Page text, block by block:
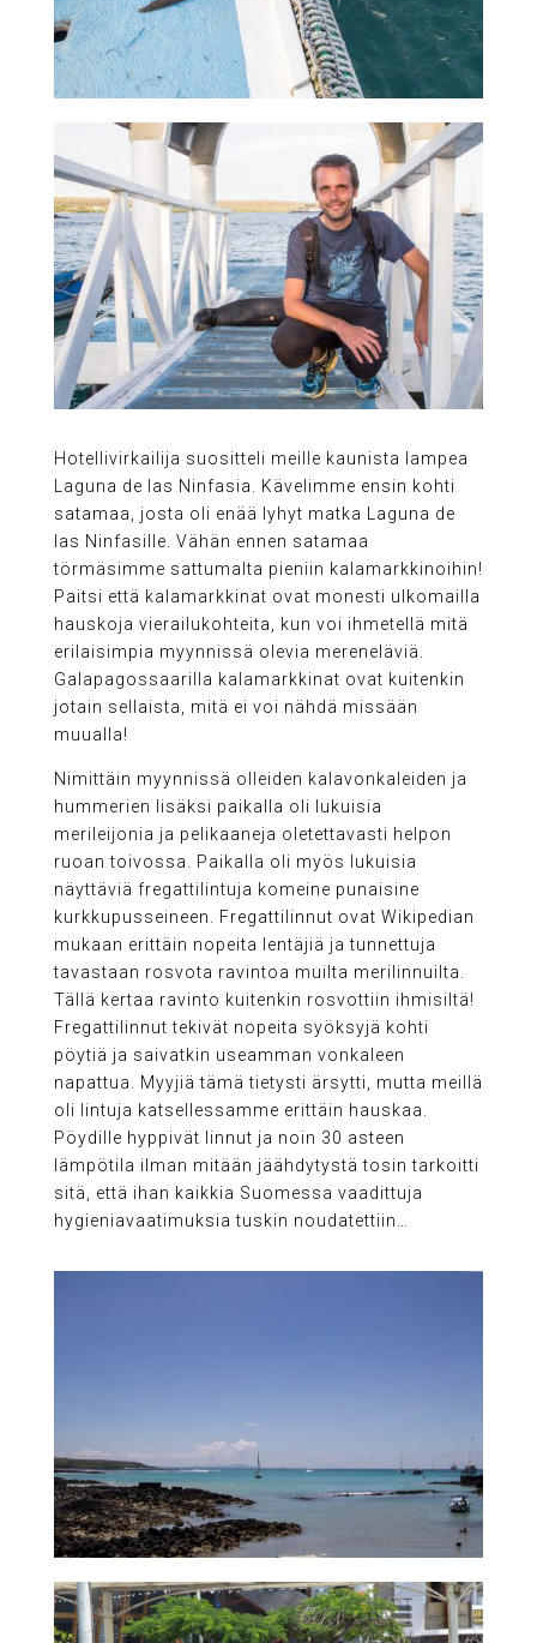
Hotellivirkailija suositteli meille kaunista lampea
Laguna de las Ninfasia. Kävelimme ensin kohti
satamaa, josta oli enää lyhyt matka Laguna de
las Ninfasille. Vähän ennen satamaa
törmäsimme sattumalta pieniin kalamarkkinoihin!
Paitsi että kalamarkkinat ovat monesti ulkomailla
hauskoja vierailukohteita, kun voi ihmetellä mitä
erilaisimpia myynnissä olevia mereneläviä.
Galapagossaarilla kalamarkkinat ovat kuitenkin
jotain sellaista, mitä ei voi nähdä missään
muualla!
Nimittäin myynnissä olleiden kalavonkaleiden ja
hummerien lisäksi paikalla oli lukuisia
merileijonia ja pelikaaneja oletettavasti helpon
ruoan toivossa. Paikalla oli myös lukuisia
näyttäviä fregattilintuja komeine punaisine
kurkkupusseineen. Fregattilinnut ovat Wikipedian
mukaan erittäin nopeita lentäjiä ja tunnettuja
tavastaan rosvota ravintoa muilta merilinnuilta.
Tällä kertaa ravinto kuitenkin rosvottiin ihmisiltä!
Fregattilinnut tekivät nopeita syöksyjä kohti
pöytiä ja saivatkin useamman vonkaleen
napattua. Myyjiä tämä tietysti ärsytti, mutta meillä
oli lintuja katsellessamme erittäin hauskaa.
Pöydille hyppivät linnut ja noin 30 asteen
lämpötila ilman mitään jäähdytystä tosin tarkoitti
sitä, että ihan kaikkia Suomessa vaadittuja
hygieniavaatimuksia tuskin noudatettiin…